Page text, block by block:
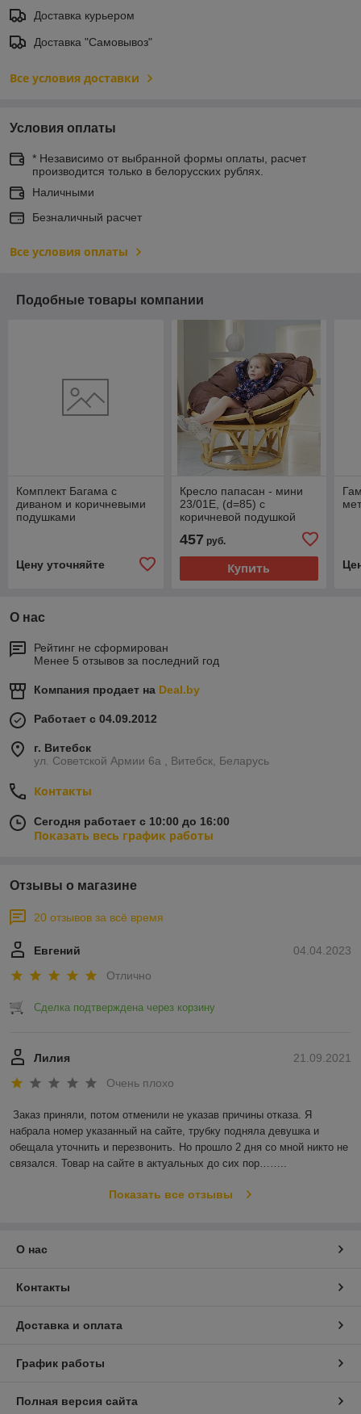
Доставка курьером
Доставка "Самовывоз"
Все условия доставки
Условия оплаты
* Независимо от выбранной формы оплаты, расчет
производится только в белорусских рублях.
Наличными
Безналичный расчет
Все условия оплаты
Подобные товары компании
Комплект Багама с
диваном и коричневыми
подушками
Цену уточняйте
Кресло папасан - мини
23/01Е, (d=85) с
коричневой подушкой
457 руб.
Купить
О нас
Рейтинг не сформирован
Менее 5 отзывов за последний год
Компания продает на Deal.by
Работает с 04.09.2012
г. Витебск
ул. Советской Армии 6а , Витебск, Беларусь
Контакты
Сегодня работает с 10:00 до 16:00
Показать весь график работы
Отзывы о магазине
20 отзывов за всё время
04.04.2023
Евгений
Отлично
Сделка подтверждена через корзину
21.09.2021
Лилия
Очень плохо
Заказ приняли, потом отменили не указав причины отказа. Я
набрала номер указанный на сайте, трубку подняла девушка и
обещала уточнить и перезвонить. Но прошло 2 дня со мной никто не
связался. Товар на сайте в актуальных до сих пор……..
Показать все отзывы
О нас
Контакты
Доставка и оплата
График работы
Полная версия сайта